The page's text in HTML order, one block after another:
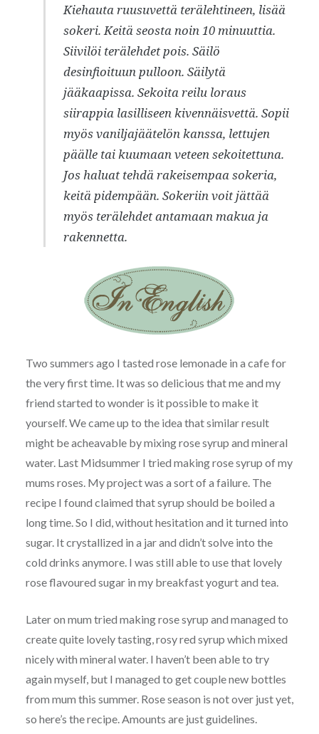
Kiehauta ruusuvettä terälehtineen, lisää
sokeri. Keitä seosta noin 10 minuuttia.
Siivilöi terälehdet pois. Säilö
desinfioituun pulloon. Säilytä
jääkaapissa. Sekoita reilu loraus
siirappia lasilliseen kivennäisvettä. Sopii
myös vaniljajäätelön kanssa, lettujen
päälle tai kuumaan veteen sekoitettuna.
Jos haluat tehdä rakeisempaa sokeria,
keitä pidempään. Sokeriin voit jättää
myös terälehdet antamaan makua ja
rakennetta.
Two summers ago I tasted rose lemonade in a cafe for
the very first time. It was so delicious that me and my
friend started to wonder is it possible to make it
yourself. We came up to the idea that similar result
might be acheavable by mixing rose syrup and mineral
water. Last Midsummer I tried making rose syrup of my
mums roses. My project was a sort of a failure. The
recipe I found claimed that syrup should be boiled a
long time. So I did, without hesitation and it turned into
sugar. It crystallized in a jar and didn’t solve into the
cold drinks anymore. I was still able to use that lovely
rose flavoured sugar in my breakfast yogurt and tea.
Later on mum tried making rose syrup and managed to
create quite lovely tasting, rosy red syrup which mixed
nicely with mineral water. I haven’t been able to try
again myself, but I managed to get couple new bottles
from mum this summer. Rose season is not over just yet,
so here’s the recipe. Amounts are just guidelines.